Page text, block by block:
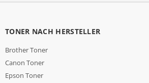
TONER NACH HERSTELLER
Brother Toner
Canon Toner
Epson Toner